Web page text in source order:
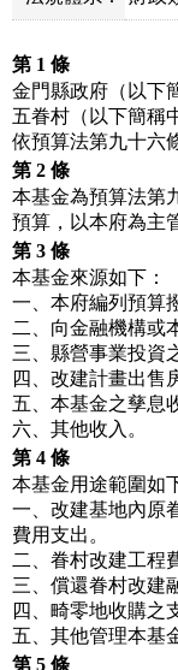
第 1 條
金門縣政府（以下
五眷村（以下簡稱
依預算法第九十六
第 2 條
本基金為預算法第
預算，以本府為主
第 3 條
本基金來源如下：
一、本府編列預算
二、向金融機構或
三、縣營事業投資
四、改建計畫出售
五、本基金之孳息
六、其他收入。
第 4 條
本基金用途範圍如
一、改建基地內原
費用支出。
二、眷村改建工程
三、償還眷村改建
四、畸零地收購之
五、其他管理本基
第 5 條